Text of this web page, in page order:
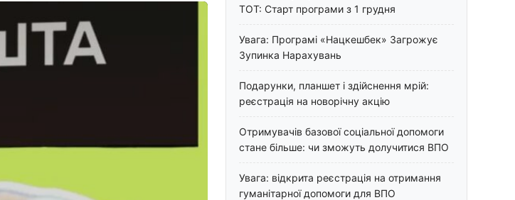
ТОТ: Старт програми з 1 грудня
Увага: Програмі «Нацкешбек» Загрожує
Зупинка Нарахувань
Подарунки, планшет і здійснення мрій:
реєстрація на новорічну акцію
Отримувачів базової соціальної допомоги
стане більше: чи зможуть долучитися ВПО
Увага: відкрита реєстрація на отримання
гуманітарної допомоги для ВПО